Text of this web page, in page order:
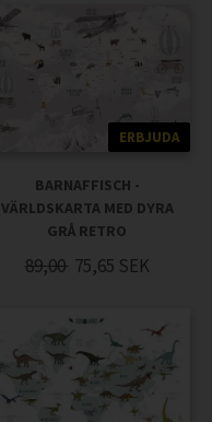
ERBJUDA
BARNAFFISCH -
VÄRLDSKARTA MED DYRA
GRÅ RETRO
89,00 75,65 SEK